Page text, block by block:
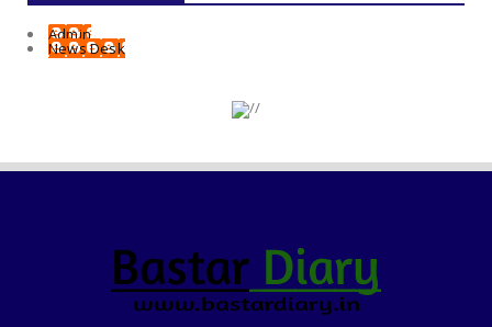
Admin
News Desk